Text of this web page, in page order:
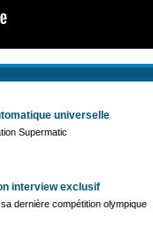
universelle
Supermatic
interview exclusif
dernière compétition olympique